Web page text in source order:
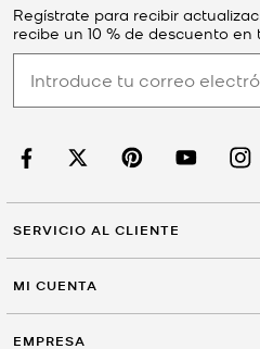
Regístrate para recibir
recibe un 10 % de descuento en
SERVICIO AL CLIENTE
MI CUENTA
EMPRESA